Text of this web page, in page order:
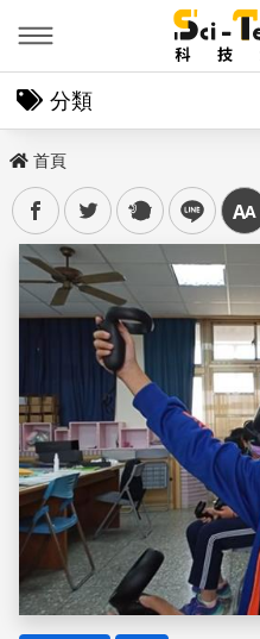
分類
首頁
facebooktwitter plurk line 中